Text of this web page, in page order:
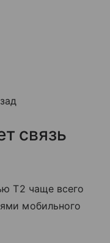
связь
T2 чаще всего
мобильного